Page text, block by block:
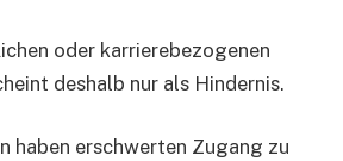
oder karrierebezogenen
deshalb nur als Hindernis.
haben erschwerten Zugang zu